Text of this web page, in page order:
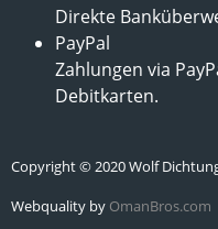
Direkte
PayPal
Zahlungen via
Debitkarten.
Copyright © 2020 Wolf
Webquality by OmanBros.com